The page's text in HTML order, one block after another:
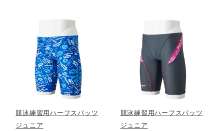
サポーター
健康／エクササイズ
ジュニア／キッズ
競泳練習用ハーフスパッツ
ジュニア
競泳練習用ハーフスパッツ
ジュニア